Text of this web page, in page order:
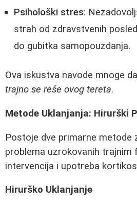
Psihološki stres:
strah od zdravstvenih
do gubitka samopouzdanja.
Ova iskustva navode mnoge
trajno se reše ovog tereta.
Metode Uklanjanja: Hirurški
Postoje dve primarne metode
problema uzrokovanih trajnim
intervencija i upotreba
Hirurško Uklanjanje